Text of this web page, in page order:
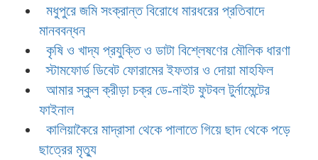
মধুপুরে জমি সংক্রান্ত বিরোধে মারধরের প্রতিবাদে
মানববন্ধন
কৃষি ও খাদ্য প্রযুক্তি ও ডাটা বিশ্লেষণের মৌলিক ধারণা
স্টামফোর্ড ডিবেট ফোরামের ইফতার ও দোয়া মাহফিল
আমার স্কুল ক্রীড়া চক্র ডে-নাইট ফুটবল টুর্নামেন্টের
ফাইনাল
কালিয়াকৈরে মাদ্রাসা থেকে পালাতে গিয়ে ছাদ থেকে পড়ে
ছাত্রের মৃত্যু